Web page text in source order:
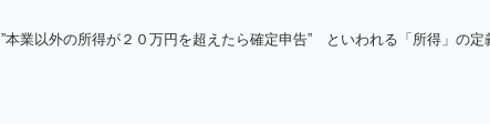
”本業以外の所得が２０万円を超えたら確定申告” といわれる「所得」の定